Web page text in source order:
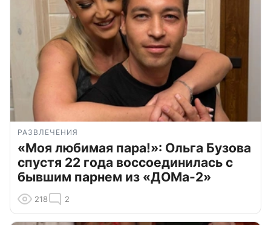
РАЗВЛЕЧЕНИЯ
«Моя любимая пара!»: Ольга Бузова
спустя 22 года воссоединилась с
бывшим парнем из «ДОМа-2»
218 2